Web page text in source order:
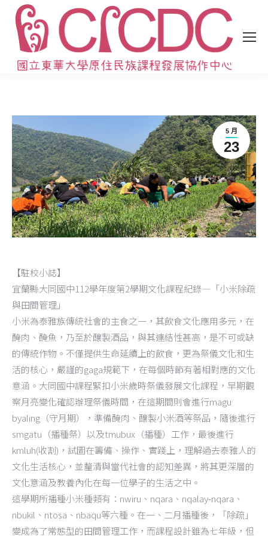
5 月
23
【駐校小誌】
宜蘭縣大同國中112學年度第2學期文化課程紀錄—「小米除疏
與田間管理」
小米為泰雅族傳統社會的主食之一，其飲食文化應用多元，在
醃肉、醃魚，乃至於釀製酒品，與其連結性甚高，是不可或缺
的傳統作物。不僅提供生命延續上的飲食，更為祭儀文化和生
活的核心，嚴謹的gaga規範下，在每個時節有著相對應的文化
意涵。大同國中課程緊扣小米歲時祭儀發展文化課程，早期觀
察月亮變化確認辦理祭儀時間，在這期間則會進行magu
byaling（守月期），準備醃肉、釀製小米酒等祭品，隨後進行
smgatu（播種祭）以及tmubux（播種）工作，最後進行
kmluh(收割)，試圖在籌備、操作、實踐上，理解過去泰雅人的
文化生活核心，並釐清與當代社會的認知差異，將其更深層的
文化意涵及教養內化在每一位學子的生活之中。
這學期所播種小米種類有：nwiru、nqara、nqalay-nqara、
nbukil、ntosa、nbaqu等六種。在一、二月播種後，「除疏」
變成為了常態型的田間管理工作，而課程設計雖為七年級，但